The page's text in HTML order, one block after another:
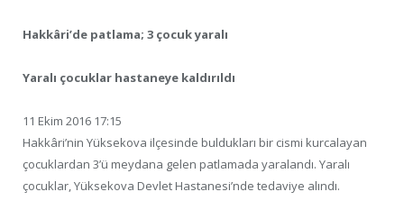
Hakkâri’de patlama; 3 çocuk yaralı
Yaralı çocuklar hastaneye kaldırıldı
11 Ekim 2016 17:15
Hakkâri’nin Yüksekova ilçesinde buldukları bir cismi kurcalayan
çocuklardan 3’ü meydana gelen patlamada yaralandı. Yaralı
çocuklar, Yüksekova Devlet Hastanesi’nde tedaviye alındı.